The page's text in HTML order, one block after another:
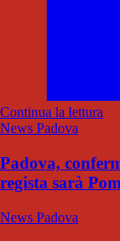
Continua la lettura
News Padova
Padova,
regista sarà
News Padova